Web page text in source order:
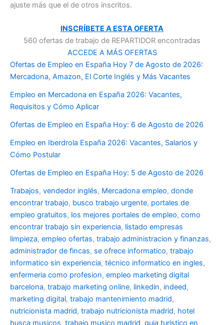
ajuste más que el de otros inscritos.
INSCRÍBETE A ESTA OFERTA
560 ofertas de trabajo de REPARTIDOR encontradas
ACCEDE A MÁS OFERTAS
Ofertas de Empleo en España Hoy 7 de Agosto de 2026:
Mercadona, Amazon, El Corte Inglés y Más Vacantes
Empleo en Mercadona en España 2026: Vacantes,
Requisitos y Cómo Aplicar
Ofertas de Empleo en España Hoy: 6 de Agosto de 2026
Empleo en Iberdrola España 2026: Vacantes, Salarios y
Cómo Postular
Ofertas de Empleo en España Hoy: 5 de Agosto de 2026
Trabajos, vendedor inglés, Mercadona empleo, donde
encontrar trabajo, busco trabajo urgente, portales de
empleo gratuitos, los mejores portales de empleo, como
encontrar trabajo sin experiencia, listado empresas
limpieza, empleo ofertas, trabajo administracion y finanzas,
administrador de fincas, se ofrece informatico, trabajo
informatico sin experiencia, técnico informatico en ingles,
enfermeria como profesion, empleo marketing digital
barcelona, trabajo marketing online, linkedin, indeed,
marketing digital, trabajo mantenimiento madrid,
nutricionista madrid, trabajo nutricionista madrid, hotel
busca musicos, trabajo musico madrid, guia turistico en